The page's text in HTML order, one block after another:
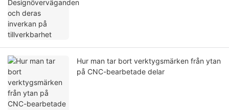
Hur man tar bort verktygsmärken från ytan
på CNC-bearbetade delar